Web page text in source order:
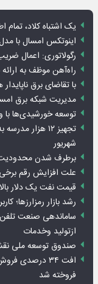
یک اشتباه کلاد، تمام
اینوتکس امسال با
رگولاتوری: اعمال ضریب ۲.۷ برای اینترنت بین‌الملل صحت
راه‌آهن موظف به
با تقاضای برق
مدیریت شبکه برق
توسعه خورشیدی‌ها
شهریور
برطرف شدن محدودیت‌
علت افزایش رقم
قیمت نفت یک دلار
رشد بازار رمزارزها؛
ساماندهی صنعت
ازتولید وخدمات
صندوق توسعه ملی
فروخته شد